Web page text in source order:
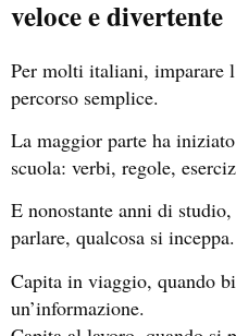
veloce e divertente
Per molti italiani, imparare
percorso semplice.
La maggior parte ha
scuola: verbi, regole,
E nonostante anni di
parlare, qualcosa si inceppa.
Capita in viaggio, quando
un’informazione.